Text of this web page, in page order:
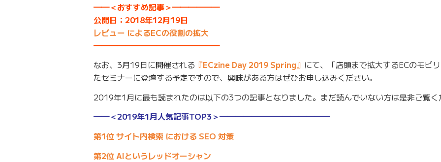
━━＜おすすめ記事＞━━━━━━
公開日：2018年12月19日
レビュー によるECの役割の拡大
━━━━━━━━━━━━━━━━
なお、3月19日に開催される 『ECzine Day 2019 Spring』 にて、「店頭まで拡大するECのモビ
たセミナーに登壇する予定ですので、興味がある方はぜひお申し込みください。
2019年1月に最も読まれたのは以下の3つの記事となりました。まだ読んでいない方は是非ご覧く
━━＜2019年1月人気記事TOP3＞━━━━━━━━━━━━━━
第1位 サイト内検索 における SEO 対策
第2位 AIというレッドオーシャン